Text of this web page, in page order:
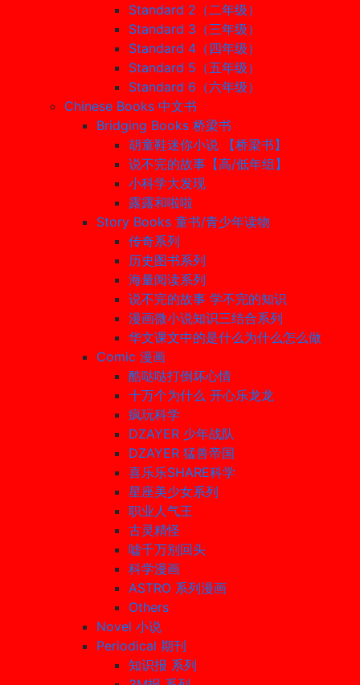
Standard 2（二年级）
Standard 3（三年级）
Standard 4（四年级）
Standard 5（五年级）
Standard 6（六年级）
Chinese Books 中文书
Bridging Books 桥梁书
胡童鞋迷你小说 【桥梁书】
说不完的故事【高/低年组】
小科学大发现
露露和啦啦
Story Books 童书/青少年读物
传奇系列
历史图书系列
海量阅读系列
说不完的故事 学不完的知识
漫画微小说知识三结合系列
华文课文中的是什么为什么怎么做
Comic 漫画
酷哒哒打倒坏心情
十万个为什么 开心乐龙龙
疯玩科学
DZAYER 少年战队
DZAYER 猛兽帝国
喜乐乐SHARE科学
星座美少女系列
职业人气王
古灵精怪
嘘千万别回头
科学漫画
ASTRO 系列漫画
Others
Novel 小说
Periodical 期刊
知识报 系列